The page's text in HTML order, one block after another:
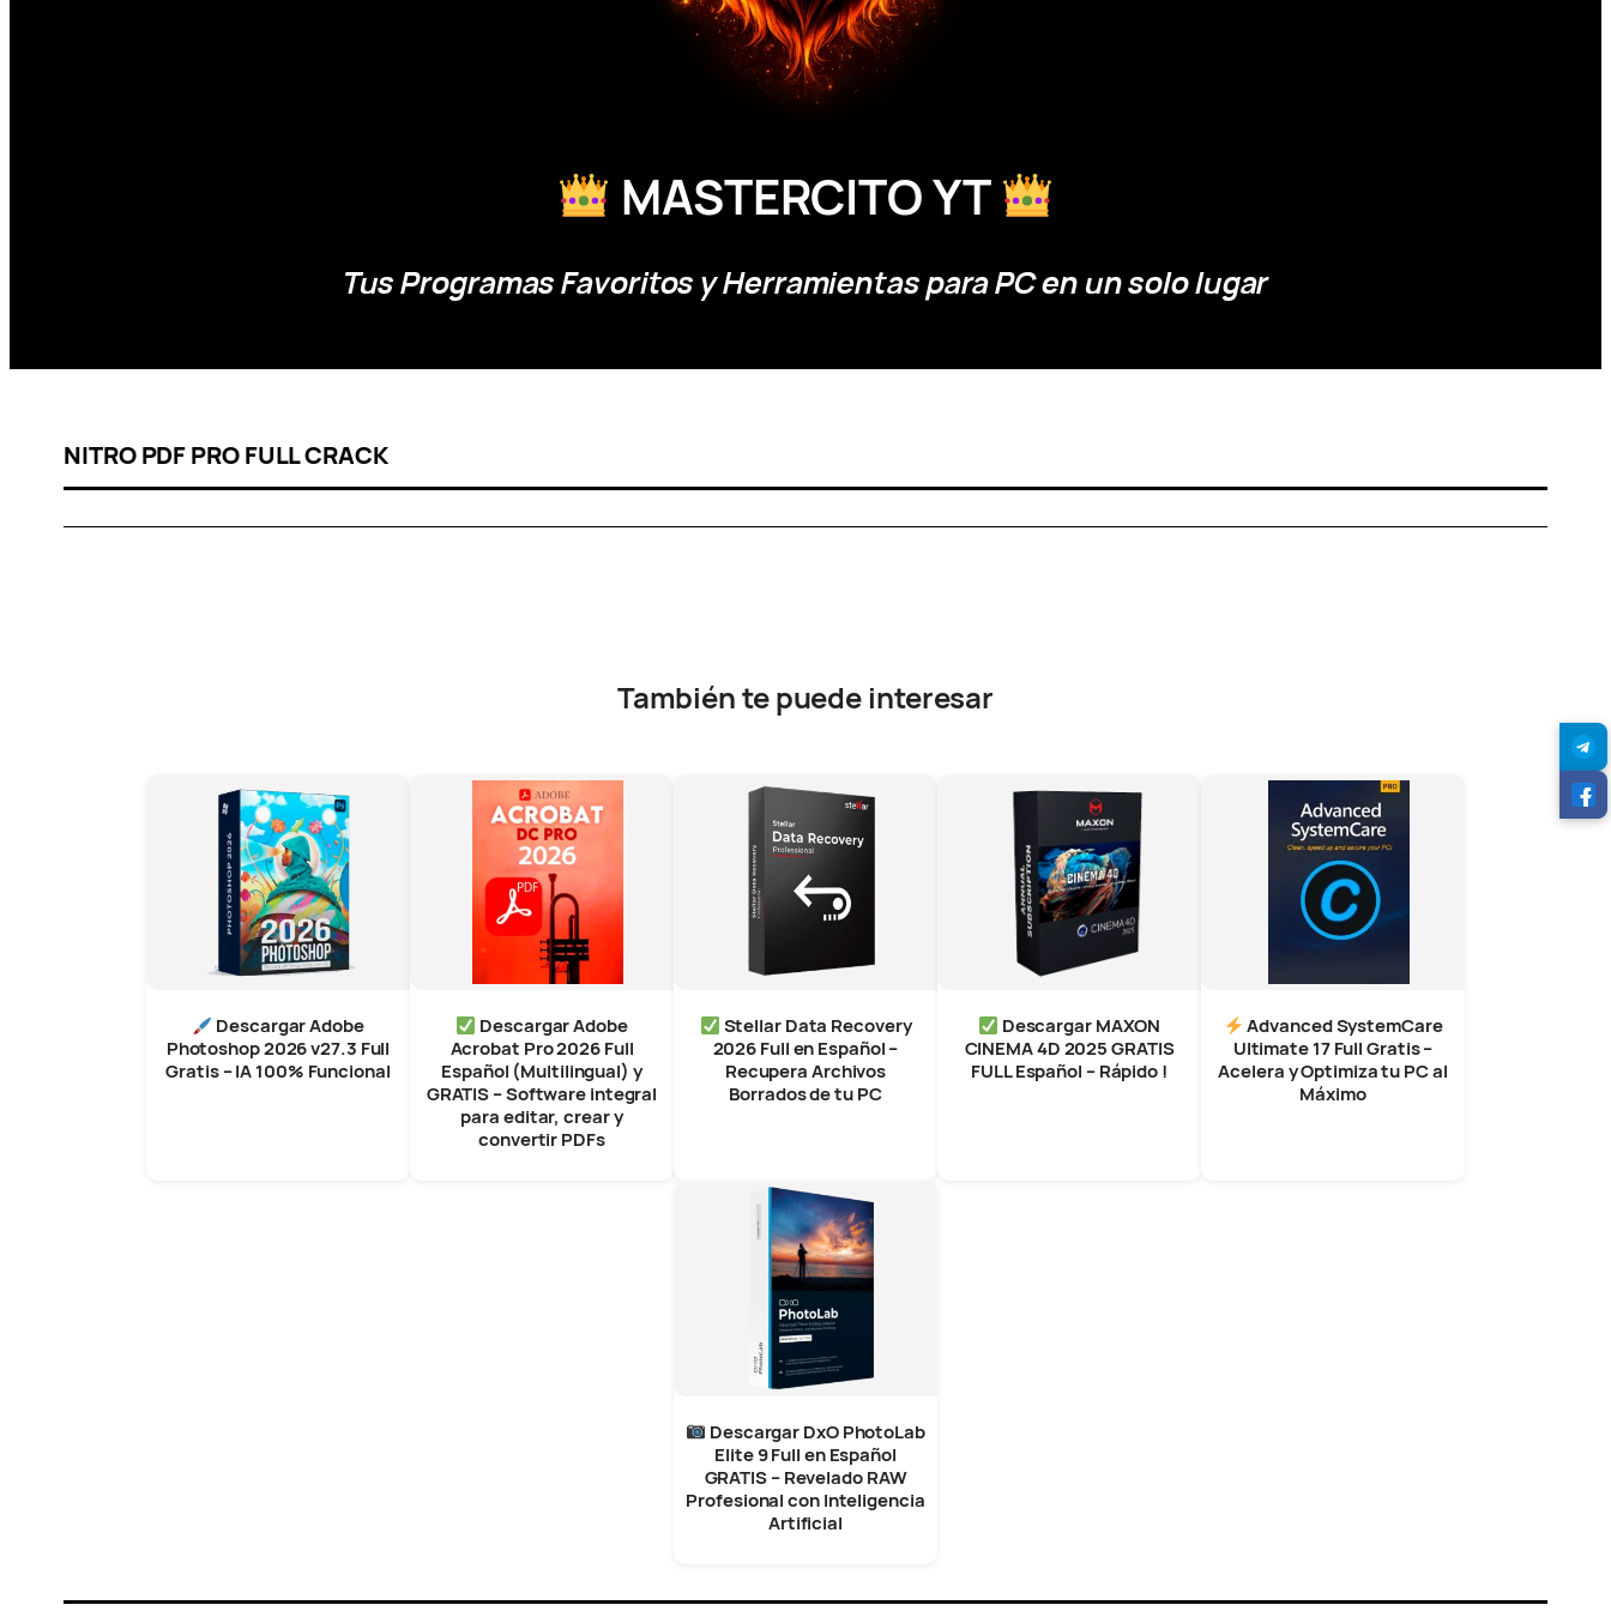
MASTERCITO YT
Tus Programas Favoritos y Herramientas para PC en un solo lugar
NITRO PDF PRO FULL CRACK
También te puede interesar
Descargar Adobe
Photoshop 2026 v27.3 Full
Gratis – IA 100% Funcional
Descargar Adobe
Acrobat Pro 2026 Full
Español (Multilingual) y
GRATIS – Software integral
para editar, crear y
convertir PDFs
Stellar Data Recovery
2026 Full en Español –
Recupera Archivos
Borrados de tu PC
Descargar MAXON
CINEMA 4D 2025 GRATIS
FULL Español – Rápido !
Advanced SystemCare
Ultimate 17 Full Gratis –
Acelera y Optimiza tu PC al
Máximo
Descargar DxO PhotoLab
Elite 9 Full en Español
GRATIS – Revelado RAW
Profesional con Inteligencia
Artificial